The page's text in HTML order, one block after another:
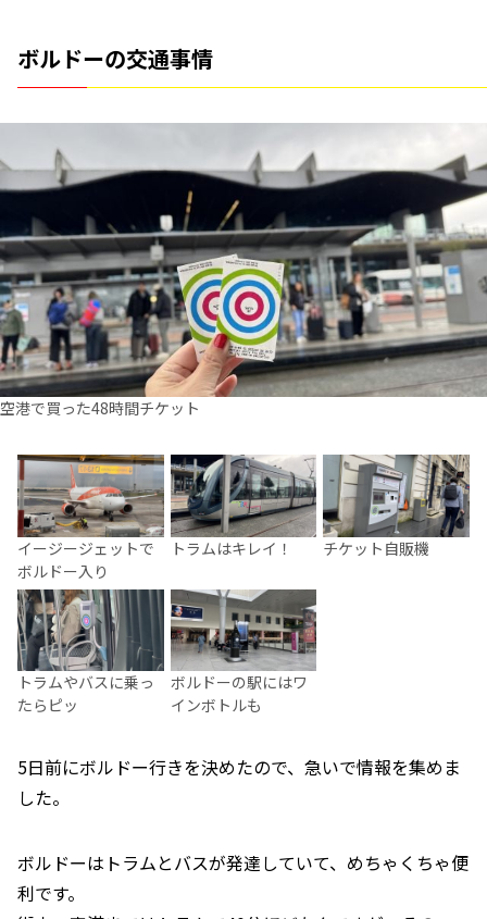
ボルドーの交通事情
空港で買った48時間チケット
イージージェットで
ボルドー入り
トラムはキレイ！ チケット自販機
トラムやバスに乗っ
たらピッ
ボルドーの駅にはワ
インボトルも
5日前にボルドー行きを決めたので、急いで情報を集めま
した。
ボルドーはトラムとバスが発達していて、めちゃくちゃ便
利です。